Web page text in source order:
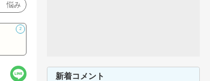
悩み
2
新着コメント